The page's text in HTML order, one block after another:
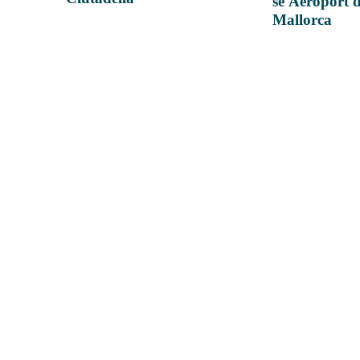
Mallorca